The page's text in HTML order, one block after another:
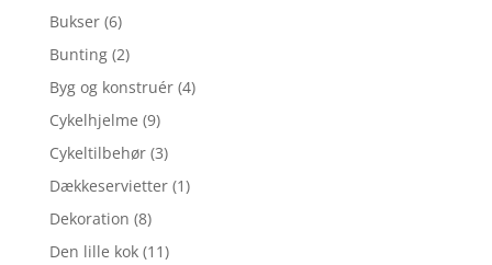
Bukser (6)
Bunting (2)
Byg og konstruér (4)
Cykelhjelme (9)
Cykeltilbehør (3)
Dækkeservietter (1)
Dekoration (8)
Den lille kok (11)